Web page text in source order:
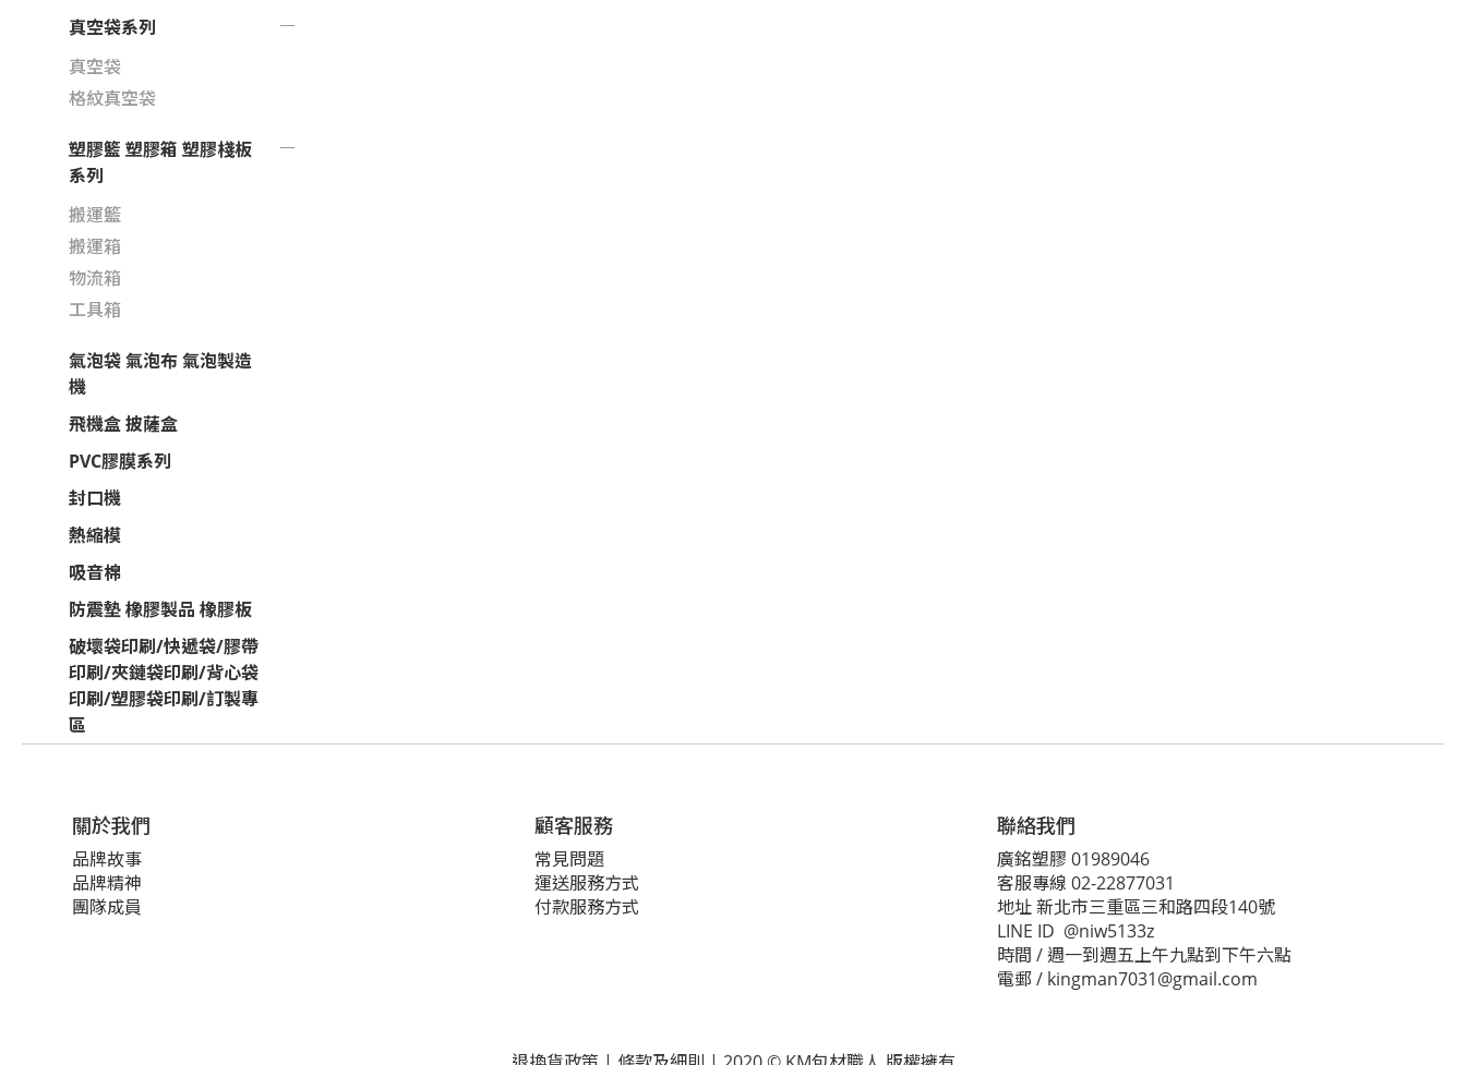
真空袋系列
真空袋
格紋真空袋
塑膠籃 塑膠箱 塑膠棧板
系列
搬運籃
搬運箱
物流箱
工具箱
氣泡袋 氣泡布 氣泡製造
機
飛機盒 披薩盒
PVC膠膜系列
封口機
熱縮模
吸音棉
防震墊 橡膠製品 橡膠板
破壞袋印刷/快遞袋/膠帶
印刷/夾鏈袋印刷/背心袋
印刷/塑膠袋印刷/訂製專
區
關於我們
品牌故事
品牌精神
團隊成員
顧客服務
常見問題
運送服務方式
付款服務方式
聯絡我們
廣銘塑膠 01989046
客服專線 02-22877031
地址 新北市三重區三和路四段140號
LINE ID @niw5133z
時間 / 週一到週五上午九點到下午六點
電郵 / kingman7031@gmail.com